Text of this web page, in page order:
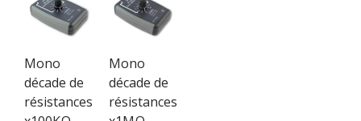
Mono
décade de
résistances
Mono
décade de
résistances